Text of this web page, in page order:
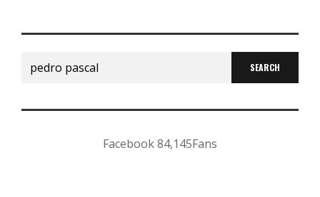
Search
for:
Facebook84,145Fans